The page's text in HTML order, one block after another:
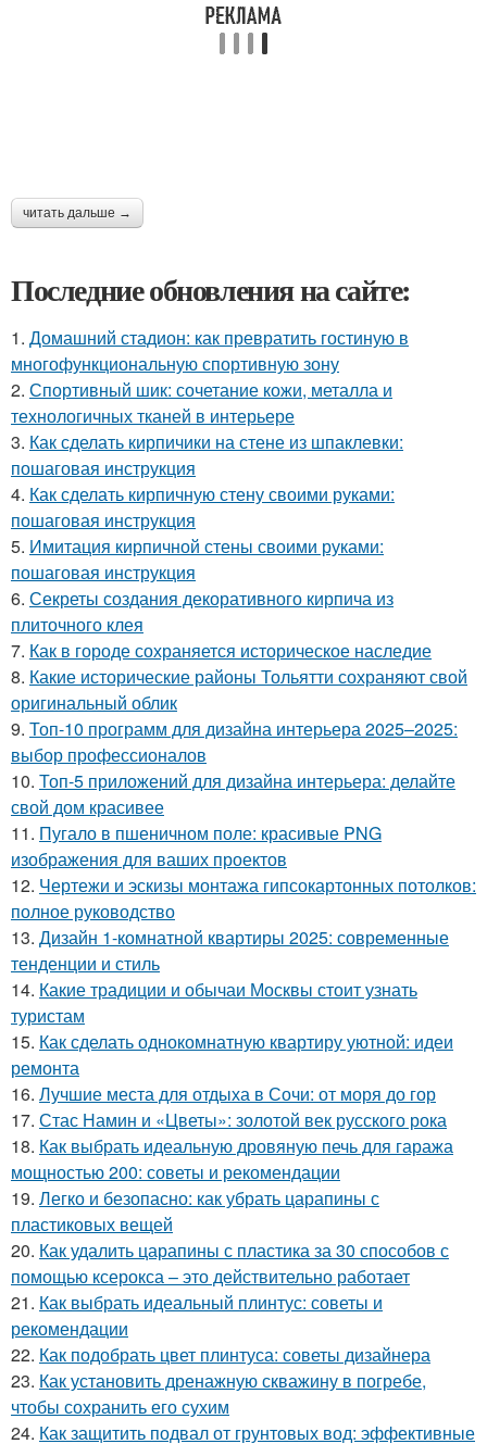
читать дальше →
Последние обновления на сайте:
1. Домашний стадион: как превратить гостиную в
многофункциональную спортивную зону
2. Спортивный шик: сочетание кожи, металла и
технологичных тканей в интерьере
3. Как сделать кирпичики на стене из шпаклевки:
пошаговая инструкция
4. Как сделать кирпичную стену своими руками:
пошаговая инструкция
5. Имитация кирпичной стены своими руками:
пошаговая инструкция
6. Секреты создания декоративного кирпича из
плиточного клея
7. Как в городе сохраняется историческое наследие
8. Какие исторические районы Тольятти сохраняют свой
оригинальный облик
9. Топ-10 программ для дизайна интерьера 2025–2025:
выбор профессионалов
10. Топ-5 приложений для дизайна интерьера: делайте
свой дом красивее
11. Пугало в пшеничном поле: красивые PNG
изображения для ваших проектов
12. Чертежи и эскизы монтажа гипсокартонных потолков:
полное руководство
13. Дизайн 1-комнатной квартиры 2025: современные
тенденции и стиль
14. Какие традиции и обычаи Москвы стоит узнать
туристам
15. Как сделать однокомнатную квартиру уютной: идеи
ремонта
16. Лучшие места для отдыха в Сочи: от моря до гор
17. Стас Намин и «Цветы»: золотой век русского рока
18. Как выбрать идеальную дровяную печь для гаража
мощностью 200: советы и рекомендации
19. Легко и безопасно: как убрать царапины с
пластиковых вещей
20. Как удалить царапины с пластика за 30 способов с
помощью ксерокса – это действительно работает
21. Как выбрать идеальный плинтус: советы и
рекомендации
22. Как подобрать цвет плинтуса: советы дизайнера
23. Как установить дренажную скважину в погребе,
чтобы сохранить его сухим
24. Как защитить подвал от грунтовых вод: эффективные